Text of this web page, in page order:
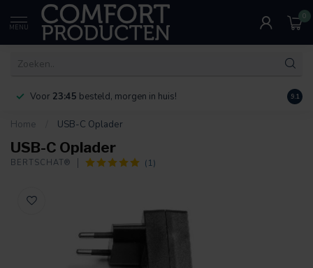
MENU
0
Voor 23:45 besteld, morgen in huis! 9.1
Home USB-C Oplader
USB-C Oplader
BERTSCHAT® (1)